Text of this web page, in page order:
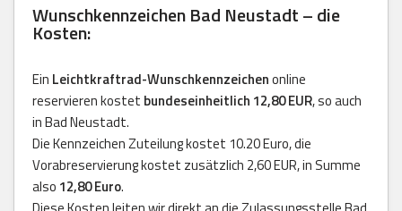
Wunschkennzeichen Bad Neustadt – die
Kosten:
Ein Leichtkraftrad-Wunschkennzeichenonline
reservieren kostet bundeseinheitlich 12,80 EUR, so auch
in Bad Neustadt.
Die Kennzeichen Zuteilung kostet 10.20 Euro, die
Vorabreservierung kostet zusätzlich 2,60 EUR, in Summe
also 12,80 Euro.